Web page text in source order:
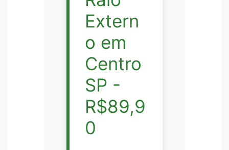
Extern
o em
Centro
SP -
R$89,9
0